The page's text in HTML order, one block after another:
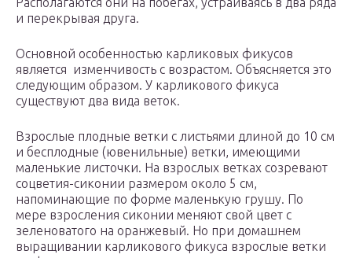
и перекрывая друга.
Основной особенностью карликовых фикусов
является изменчивость с возрастом. Объясняется это
следующим образом. У карликового фикуса
существуют два вида веток.
Взрослые плодные ветки с листьями длиной до 10 см
и бесплодные (ювенильные) ветки, имеющими
маленькие листочки. На взрослых ветках созревают
соцветия-сиконии размером около 5 см,
напоминающие по форме маленькую грушу. По
мере взросления сиконии меняют свой цвет с
зеленоватого на оранжевый. Но при домашнем
выращивании карликового фикуса взрослые ветки